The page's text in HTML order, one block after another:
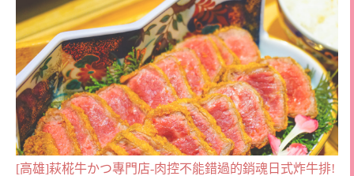
[高雄]萩椛牛かつ專門店-肉控不能錯過的銷魂日式炸牛排!